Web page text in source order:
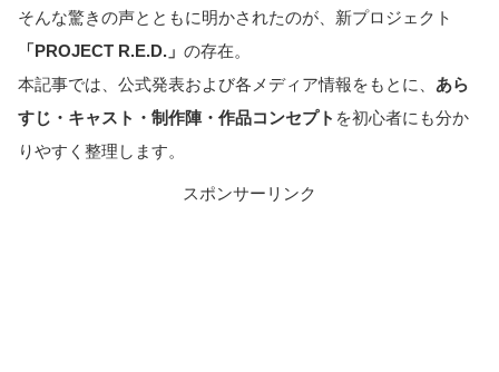
そんな驚きの声とともに明かされたのが、新プロジェクト
「PROJECT R.E.D.」 の存在。
本記事では、公式発表および各メディア情報をもとに、 あら
すじ・キャスト・制作陣・作品コンセプト を初心者にも分か
りやすく整理します。
スポンサーリンク